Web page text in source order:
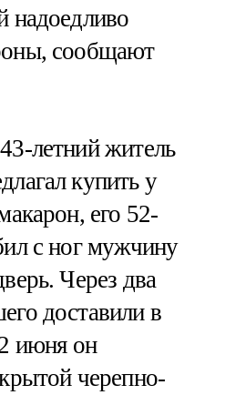
надоедливо
сообщают
летний житель
купить у
его 52-
с ног мужчину
Через два
доставили в
июня он
черепно-